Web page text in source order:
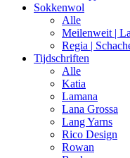
Sokkenwol
Alle
Meilenweit |
Regia |
Tijdschriften
Alle
Katia
Lamana
Lana Grossa
Lang Yarns
Rico Design
Rowan